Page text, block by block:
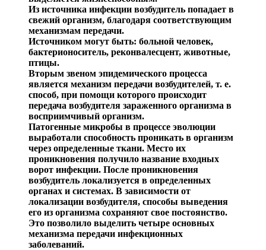
Из источника инфекции возбудитель попадает в
свежий организм, благодаря соответствующим
механизмам передачи.
Источником могут быть: больной человек,
бактерионоситель, реконвалесцент, животные,
птицы.
Вторым звеном эпидемического процесса
является механизм передачи возбудителей, т. е.
способ, при помощи которого происходит
передача возбудителя зараженного организма в
восприимчивый организм.
Патогенные микробы в процессе эволюции
выработали способность проникать в организм
через определенные ткани. Место их
проникновения получило название входных
ворот инфекции. После проникновения
возбудитель локализуется в определенных
органах и системах. В зависимости от
локализации возбудителя, способы выведения
его из организма сохраняют свое постоянство.
Это позволило выделить четыре основных
механизма передачи инфекционных
заболеваний.